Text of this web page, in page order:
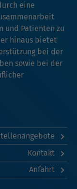
eine
und Patienten zu
hinaus bietet
bei der
sowie bei der
Kontakt
Anfahrt